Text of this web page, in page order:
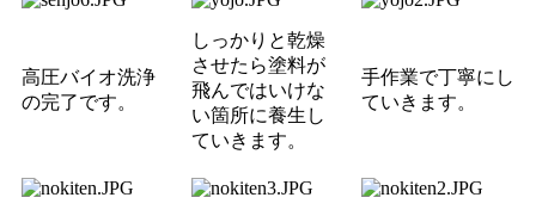
高圧バイオ洗浄
の完了です。
しっかりと乾燥
させたら塗料が
飛んではいけな
い箇所に養生 し
ていきます。
手作業で丁寧にし
ていきます。